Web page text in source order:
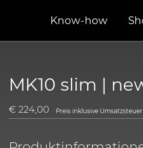
Know-how
MK10 slim |
€ 224,00 Preis inklusive Umsatzsteuer